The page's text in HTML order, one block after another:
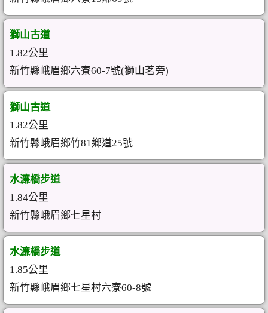
獅山古道
1.82公里
新竹縣峨眉鄉六寮60-7號(獅山茗旁)
獅山古道
1.82公里
新竹縣峨眉鄉竹81鄉道25號
水濂橋步道
1.84公里
新竹縣峨眉鄉七星村
水濂橋步道
1.85公里
新竹縣峨眉鄉七星村六寮60-8號